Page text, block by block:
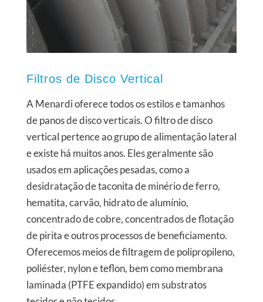
Filtros de Disco Vertical
A Menardi oferece todos os estilos e tamanhos
de panos de disco verticais. O filtro de disco
vertical pertence ao grupo de alimentação lateral
e existe há muitos anos. Eles geralmente são
usados em aplicações pesadas, como a
desidratação de taconita de minério de ferro,
hematita, carvão, hidrato de alumínio,
concentrado de cobre, concentrados de flotação
de pirita e outros processos de beneficiamento.
Oferecemos meios de filtragem de polipropileno,
poliéster, nylon e teflon, bem como membrana
laminada (PTFE expandido) em substratos